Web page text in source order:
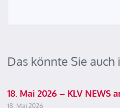
Das könnte Sie
18. Mai 2026 – KLV NEWS
18. Mai 2026